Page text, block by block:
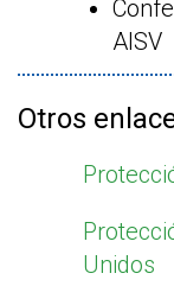
AISV
Otros
Unidos